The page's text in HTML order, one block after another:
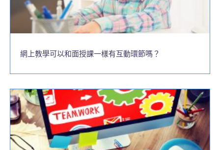
網上教學可以和面授課一樣有互動環節嗎？